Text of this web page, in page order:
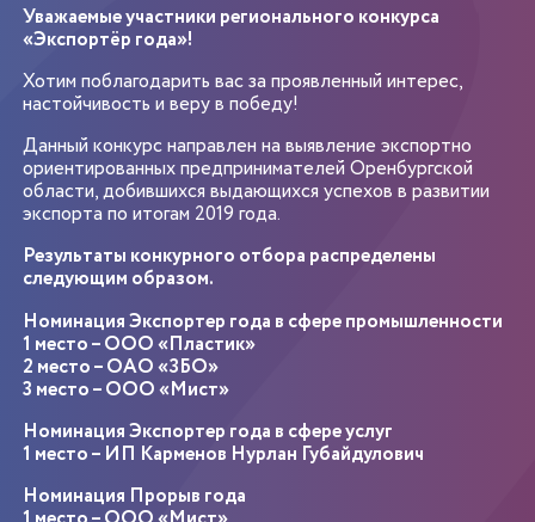
Уважаемые участники регионального конкурса
«Экспортёр года»!
Хотим поблагодарить вас за проявленный интерес,
настойчивость и веру в победу!
Данный конкурс направлен на выявление экспортно
ориентированных предпринимателей Оренбургской
области, добившихся выдающихся успехов в развитии
экспорта по итогам 2019 года.
Результаты конкурного отбора распределены
следующим образом.
Номинация Экспортер года в сфере промышленности
1 место – ООО «Пластик»
2 место – ОАО «ЗБО»
3 место – ООО «Мист»
Номинация Экспортер года в сфере услуг
1 место – ИП Карменов Нурлан Губайдулович
Номинация Прорыв года